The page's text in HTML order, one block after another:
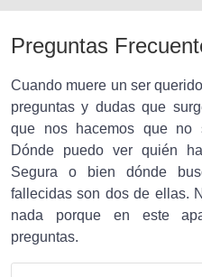
Preguntas
Cuando muere un ser
preguntas y dudas que
que nos hacemos que no
Dónde puedo ver quién
Segura o bien dónde
fallecidas son dos de ellas.
nada porque en este
preguntas.